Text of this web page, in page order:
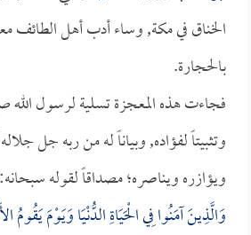
الخناق في مكة, وساء أدب أهل الطائف
بالحجارة.
فجاءت هذه المعجزة تسلية لرسول الله
وتثبيتاً لفؤاده, وبياناً له من ربه جل
ويؤازره ويناصره؛ مصداقاً لقوله سبحانه:
وَالَّذِينَ آمَنُوا فِي الْحَيَاةِ الدُّنْيَا وَيَوْمَ يَقُومُ